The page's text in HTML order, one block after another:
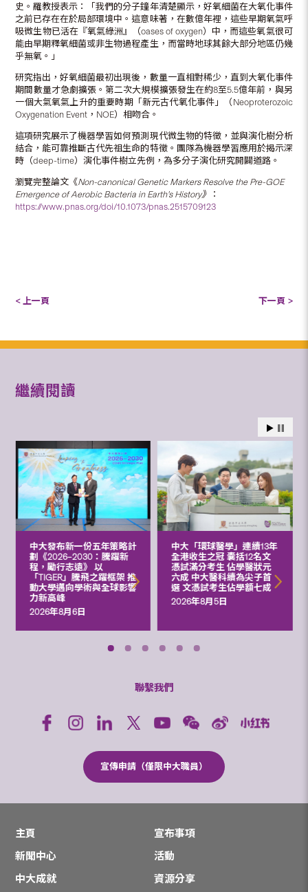
史。羅教授表示：「我們的分子鐘年清楚顯示，好氧細菌在大氧化事件
之前已存在在於局部環境中。這意味著，在數億年裡，這些早期氧氣呼
吸微生物已活在『氧氣綠洲』（oases of oxygen）中，而這些氧氣很可
能由早期釋氧細菌或非生物過程產生，而當時地球其餘大部分地區仍幾
乎無氧。」
研究指出，好氧細菌最初出現後，數量一直相對稀少，直到大氧化事件
期間數量才急劇擴張。第二次大規模擴張發生在約8至5.5億年前，與另
一個大氣氧氣上升的重要時期「新元古代氧化事件」（Neoproterozoic
Oxygenation Event，NOE）相吻合。
這項研究展示了機器學習如何預測現代微生物的特徵，並與演化樹分析
結合，能可靠推斷古代先祖生命的特徵。團隊為機器學習應用於揭示深
時（deep-time）演化事件樹立先例，為多分子演化研究開闢道路。
瀏覽完整論文《Non-canonical Genetic Markers Resolve the Pre-GOE
Emergence of Aerobic Bacteria in Earth’s History》
：
https://www.pnas.org/doi/10.1073/pnas.2515709123
< 上一頁 下一頁 >
繼續閱讀
中大發布新一份五年策略計
劃《2026‒2030：騰躍新
程，勵行志遠》 以
「TIGER」騰飛之躍框架 推
動大學邁向學術與全球影響
力新高峰
2026年8月6日
中大「環球醫學」連續13年
全港收生之冠 囊括12名文
憑試滿分考生 佔學醫狀元
六成 中大醫科續為尖子首
選 文憑試考生佔學額七成
2026年8月5日
聯繫我們
宣傳申請（僅限中大職員）
主頁
宣布事項
新聞中心
活動
中大成就
資源分享